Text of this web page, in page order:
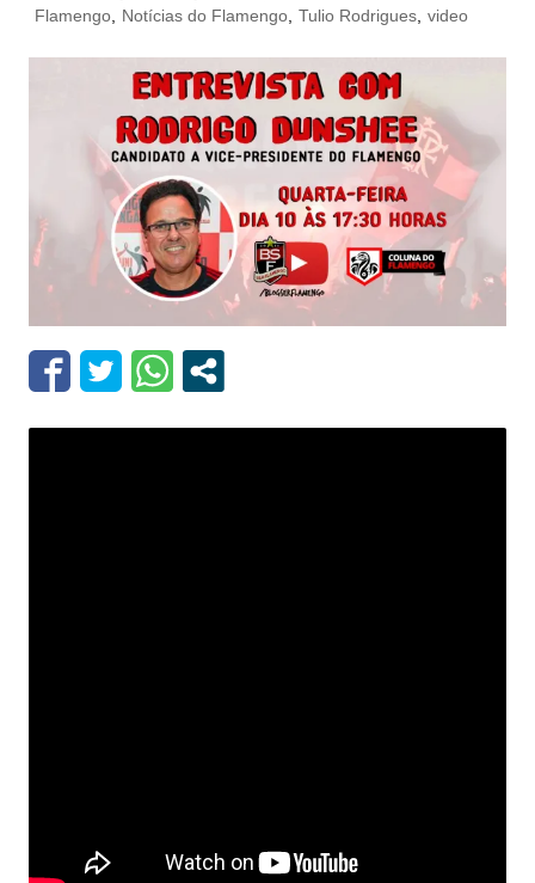
Flamengo, Notícias do Flamengo, Tulio Rodrigues, video